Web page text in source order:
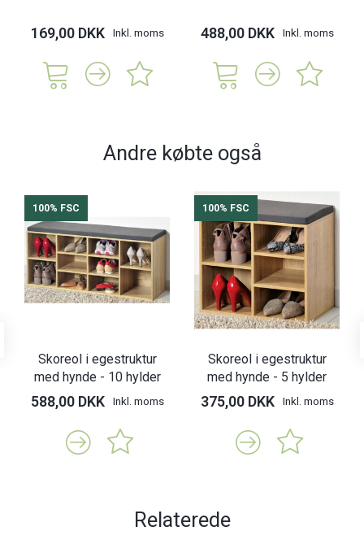
169,00 DKK Inkl. moms 488,00 DKK Inkl. moms
Andre købte også
100% FSC
Skoreol i egestruktur
med hynde - 10 hylder
588,00 DKK Inkl. moms
100% FSC
Skoreol i egestruktur
med hynde - 5 hylder
375,00 DKK Inkl. moms
Relaterede